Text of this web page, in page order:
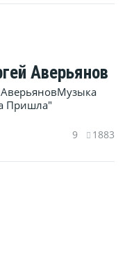
Аверьянов
Пришла"
9 1883